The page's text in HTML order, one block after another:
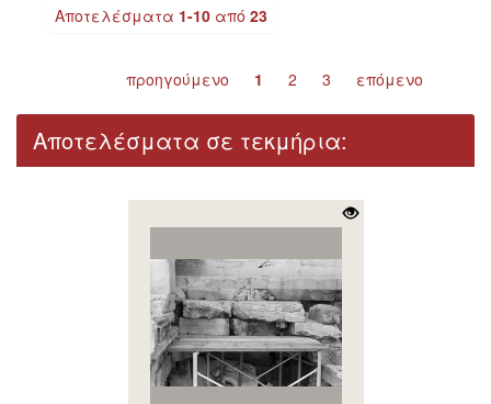
Αποτελέσματα 1-10 από 23
προηγούμενο 1 2 3 επόμενο
Αποτελέσματα σε τεκμήρια: